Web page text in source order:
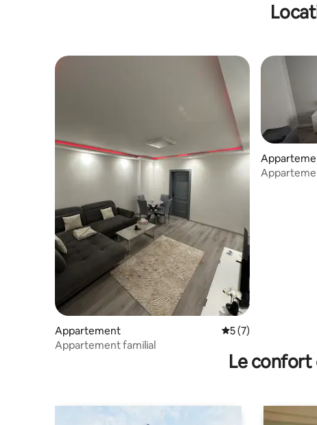
Appartement Évaluation
5 (7)
Appartement familial
Le confort